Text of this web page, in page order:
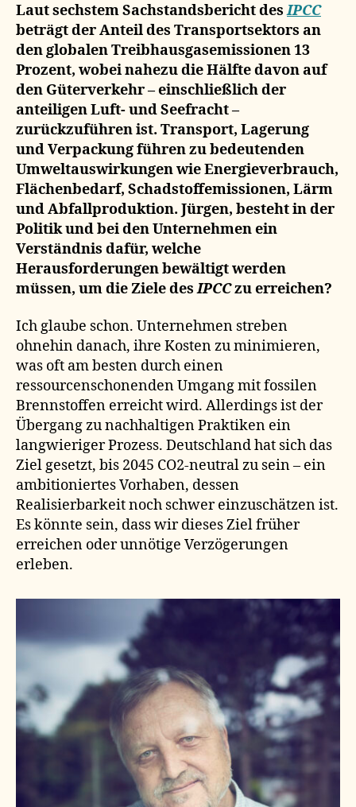
Laut sechstem Sachstandsbericht desIPCC
beträgt der Anteil des Transportsektors an
den globalen Treibhausgasemissionen 13
Prozent, wobei nahezu die Hälfte davon auf
den Güterverkehr – einschließlich der
anteiligen Luft- und Seefracht –
zurückzuführen ist. Transport, Lagerung
und Verpackung führen zu bedeutenden
Umweltauswirkungen wie Energieverbrauch,
Flächenbedarf, Schadstoffemissionen, Lärm
und Abfallproduktion. Jürgen, besteht in der
Politik und bei den Unternehmen ein
Verständnis dafür, welche
Herausforderungen bewältigt werden
müssen, um die Ziele desIPCCzu erreichen?
Ich glaube schon. Unternehmen streben
ohnehin danach, ihre Kosten zu minimieren,
was oft am besten durch einen
ressourcenschonenden Umgang mit fossilen
Brennstoffen erreicht wird. Allerdings ist der
Übergang zu nachhaltigen Praktiken ein
langwieriger Prozess. Deutschland hat sich das
Ziel gesetzt, bis 2045 CO2-neutral zu sein – ein
ambitioniertes Vorhaben, dessen
Realisierbarkeit noch schwer einzuschätzen ist.
Es könnte sein, dass wir dieses Ziel früher
erreichen oder unnötige Verzögerungen
erleben.